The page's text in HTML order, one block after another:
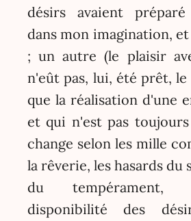
désirs avaient
dans mon imagination,
; un autre (le plaisir
n'eût pas, lui, été prêt,
que la réalisation d'une
et qui n'est pas
change selon les mille
la rêverie, les hasards du
du
disponibilité des